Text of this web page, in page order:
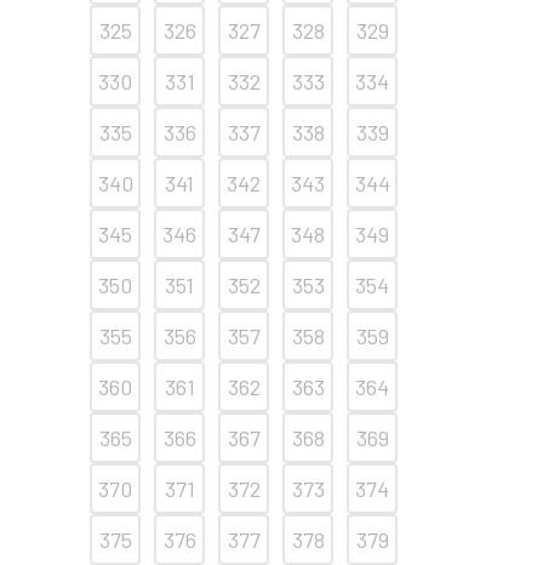
325
326 327 328
329
330
331 332 333
334
335
336 337 338
339
340
341 342 343
344
345
346 347 348
349
350
351 352 353
354
355
356 357 358
359
360
361 362 363
364
365
366 367 368
369
370
371 372 373
374
375
376 377 378 379